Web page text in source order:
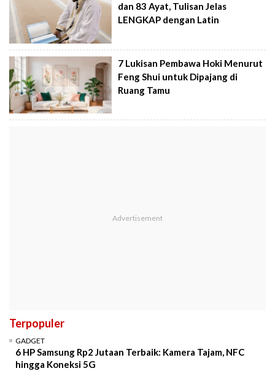
dan 83 Ayat, Tulisan Jelas
LENGKAP dengan Latin
7 Lukisan Pembawa Hoki Menurut
Feng Shui untuk Dipajang di
Ruang Tamu
Terpopuler
GADGET
6 HP Samsung Rp2 Jutaan Terbaik: Kamera Tajam, NFC
hingga Koneksi 5G